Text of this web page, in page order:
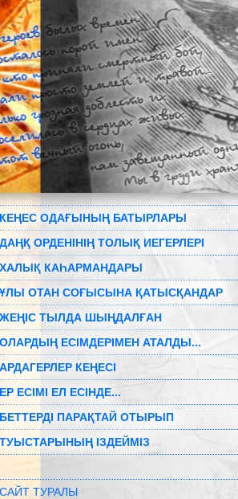
КЕҢЕС ОДАҒЫНЫҢ БАТЫРЛАРЫ
ДАҢҚ ОРДЕНІНІҢ ТОЛЫҚ ИЕГЕРЛЕРІ
ХАЛЫҚ КАҺАРМАНДАРЫ
ҰЛЫ ОТАН СОҒЫСЫНА ҚАТЫСҚАНДАР
ЖЕҢІС ТЫЛДА ШЫҢДАЛҒАН
ОЛАРДЫҢ ЕСІМДЕРІМЕН АТАЛДЫ...
АРДАГЕРЛЕР КЕҢЕСІ
ЕР ЕСІМІ ЕЛ ЕСІНДЕ...
БЕТТЕРДІ ПАРАҚТАЙ ОТЫРЫП
ТУЫСТАРЫНЫҢ ІЗДЕЙМІЗ
САЙТ ТУРАЛЫ